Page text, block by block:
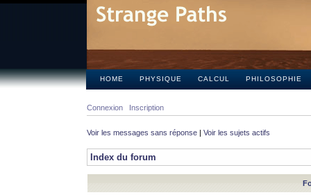
HOME PHYSIQUE CALCUL PHILOSOPHIE
Connexion Inscription
Voir les messages sans réponse | Voir les sujets actifs
Index du forum